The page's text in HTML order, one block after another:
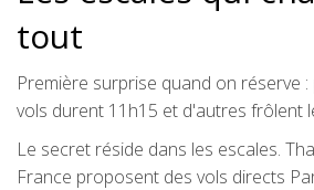
tout
Première surprise quand on réserve
vols durent 11h15 et d'autres frôlent
Le secret réside dans les escales.
France proposent des vols directs